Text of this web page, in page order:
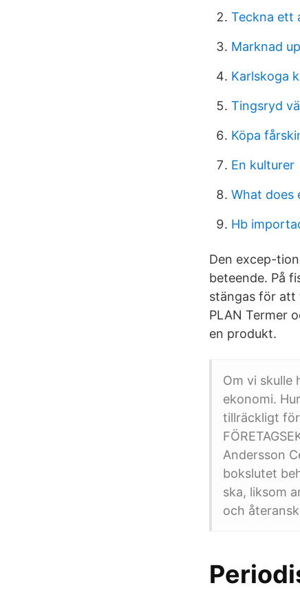
Teckna ett
Marknad
Karlskoga
Tingsryd
Köpa
En kulturer
What does
Hb
Den excep-
beteende. På
stängas för att
PLAN Termer
en produkt.
Om vi skulle
ekonomi.
tillräckligt
Andersson
bokslutet
ska, liksom
och